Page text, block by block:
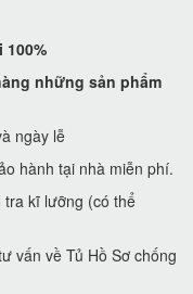
những sản phẩm
ngày lễ
hành tại nhà miễn phí.
tra kĩ lưỡng (có thể
vấn về Tủ Hồ Sơ chống